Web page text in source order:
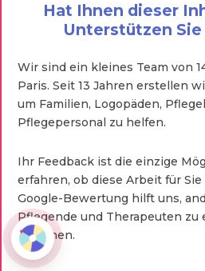
Hat Ihnen dieser
Unterstützen Sie
Wir sind ein kleines Team von
Paris. Seit 13 Jahren erstellen
um Familien, Logopäden,
Pflegepersonal zu helfen.
Ihr Feedback ist die einzige
erfahren, ob diese Arbeit für
Google-Bewertung hilft uns,
Pflegende und Therapeuten zu
brauchen.